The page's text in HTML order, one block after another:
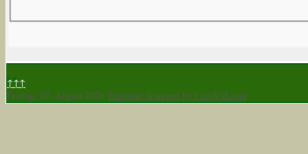
↑↑↑
Freitag, 07. August 2026 Template designed by LernVid.com